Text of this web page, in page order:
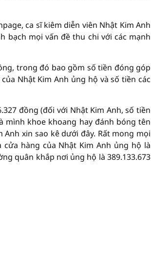
ca sĩ kiêm diễn viên Nhật Kim Anh
bạch mọi vấn đề thu chi với các mạnh
trong đó bao gồm số tiền đóng góp
Nhật Kim Anh ủng hộ và số tiền các
đồng (đối với Nhật Kim Anh, số tiền
mình khoe khoang hay đánh bóng tên
xin sao kê dưới đây. Rất mong mọi
hàng của Nhật Kim Anh ủng hộ là
quân khắp nơi ủng hộ là 389.133.673